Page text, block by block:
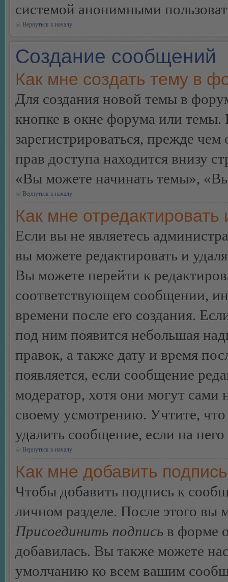
системой анонимными
Вернуться к началу
Создание сообщений
Как мне создать тему в
Для создания новой темы в
кнопке в окне форума или
зарегистрироваться, прежде
прав доступа находится внизу
«Вы можете начинать темы»,
Вернуться к началу
Как мне
Если вы не являетесь
вы можете редактировать и
Вы можете перейти к
соответствующем сообщении,
времени после его создания.
под ним появится небольшая
правок, а также дату и время
появляется, если сообщение
модератор, хотя они могут сами
своему усмотрению. Учтите,
удалить сообщение, если на
Вернуться к началу
Как мне добавить
Чтобы добавить подпись к
личном разделе. После этого
Присоединить подпись в форме
добавилась. Вы также можете
умолчанию ко всем вашим